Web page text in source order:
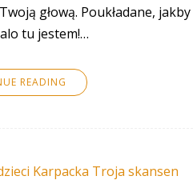
głową. Poukładane, jakby
tu jestem!…
READING